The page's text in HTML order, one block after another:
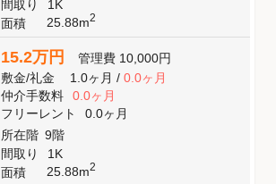
間取り
1K
面積
25.88m2
15.2万円 管理費 10,000円
敷金/礼金 1.0ヶ月/ 0.0ヶ月
仲介手数料
0.0ヶ月
フリーレント
0.0ヶ月
所在階 9階
間取り
1K
面積
25.88m2